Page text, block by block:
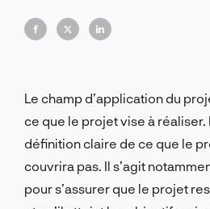
essentielles pour maintenir les
voie.
Le champ d’application du
ce que le projet vise à réaliser.
définition claire de ce que le
couvrira pas. Il s’agit
pour s’assurer que le projet